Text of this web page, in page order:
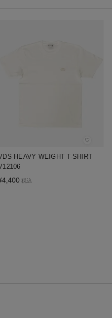
♡
HEAVY WEIGHT T-SHIRT
4,400 税込